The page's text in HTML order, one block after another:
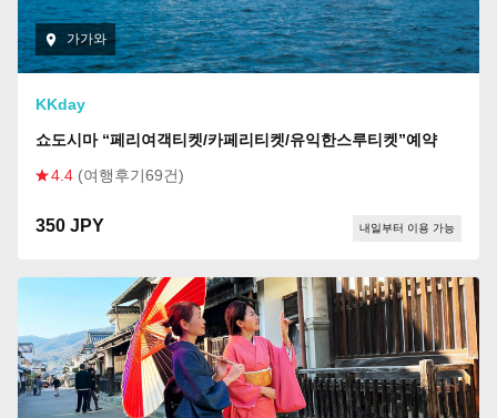
가가와
KKday
쇼도시마 “페리여객티켓/카페리티켓/유익한스루티켓”예약
4.4 (여행후기69건)
350 JPY 내일부터 이용 가능